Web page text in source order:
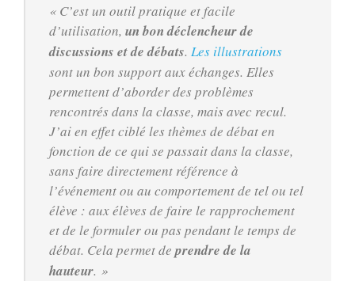
« C’est un outil pratique et facile
d’utilisation, un bon déclencheur de
discussions et de débats. Les illustrations
sont un bon support aux échanges. Elles
permettent d’aborder des problèmes
rencontrés dans la classe, mais avec recul.
J’ai en effet ciblé les thèmes de débat en
fonction de ce qui se passait dans la classe,
sans faire directement référence à
l’événement ou au comportement de tel ou tel
élève : aux élèves de faire le rapprochement
et de le formuler ou pas pendant le temps de
débat. Cela permet deprendre de la
hauteur. »